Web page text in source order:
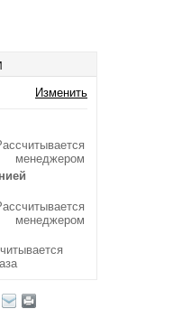
Изменить
менеджером
менеджером